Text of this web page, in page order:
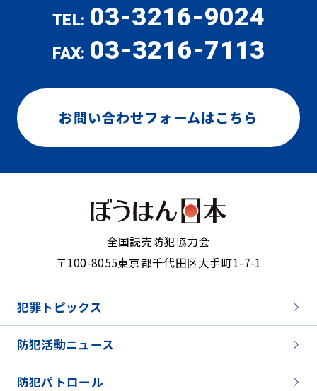
TEL: 03-3216-9024
FAX: 03-3216-7113
お問い合わせフォームはこちら
全国読売防犯協力会
〒100-8055東京都千代田区大手町1-7-1
犯罪トピックス
防犯活動ニュース
防犯パトロール